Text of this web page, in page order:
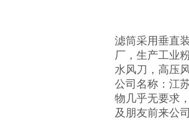
滤筒采用垂直
厂，生产工业
水风刀，高压
公司名称：江
物几乎无要求
及朋友前来公